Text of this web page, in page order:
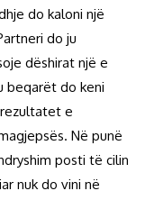
do kaloni një
do ju
dëshirat një e
beqarët do keni
e
Në punë
posti të cilin
nuk do vini në